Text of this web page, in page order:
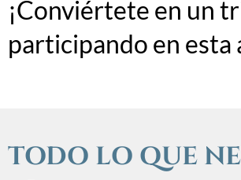
¡Conviértete en un
participando en esta
TODO LO QUE